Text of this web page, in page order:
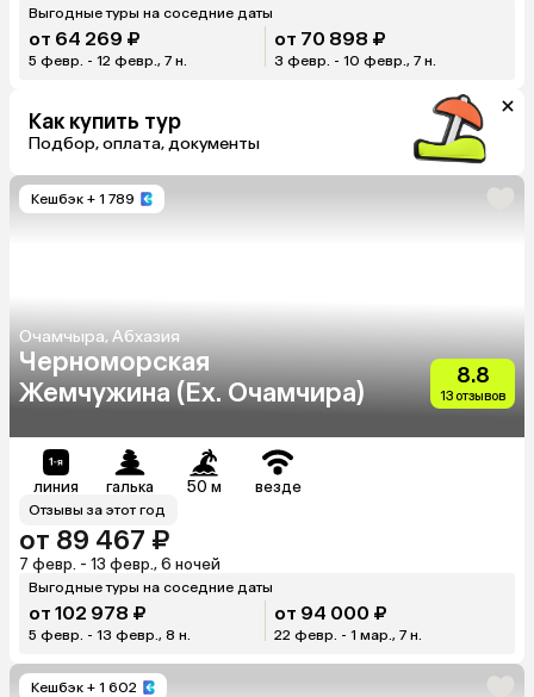
Выгодные туры на соседние даты
от 64 269 ₽
5 февр. - 12 февр., 7 н.
от 70 898 ₽
3 февр. - 10 февр., 7 н.
Как купить тур
Подбор, оплата, документы
Кешбэк + 1 789
Очамчыра, Абхазия
Черноморская
Жемчужина (Ex. Очамчира)
8.8
13 отзывов
линия галька 50 м везде
Отзывы за этот год
от 89 467 ₽
7 февр. - 13 февр., 6 ночей
Выгодные туры на соседние даты
от 102 978 ₽
5 февр. - 13 февр., 8 н.
от 94 000 ₽
22 февр. - 1 мар., 7 н.
Кешбэк + 1 602